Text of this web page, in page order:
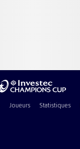
Joueurs Statistiques